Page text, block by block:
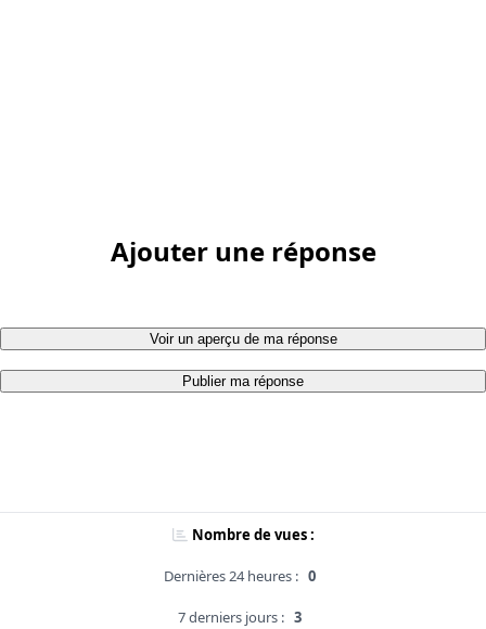
Ajouter une réponse
Voir un aperçu de ma réponse
Publier ma réponse
Nombre de vues :
Dernières 24 heures : 0
7 derniers jours : 3